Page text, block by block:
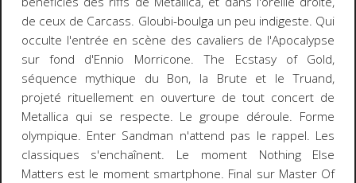
de ceux de Carcass. Gloubi-boulga un peu indigeste. Qui
occulte l'entrée en scène des cavaliers de l'Apocalypse
sur fond d'Ennio Morricone. The Ecstasy of Gold,
séquence mythique du Bon, la Brute et le Truand,
projeté rituellement en ouverture de tout concert de
Metallica qui se respecte. Le groupe déroule. Forme
olympique. Enter Sandman n'attend pas le rappel. Les
classiques s'enchaînent. Le moment Nothing Else
Matters est le moment smartphone. Final sur Master Of